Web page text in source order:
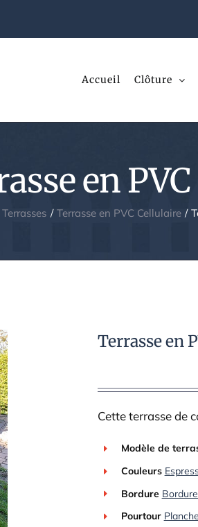
Accueil Clôture
en
Terrasses Terrasse en PVC Cellulaire
Terrasse en
Cette terrasse de
Modèle de
Couleurs
Bordure
Pourtour